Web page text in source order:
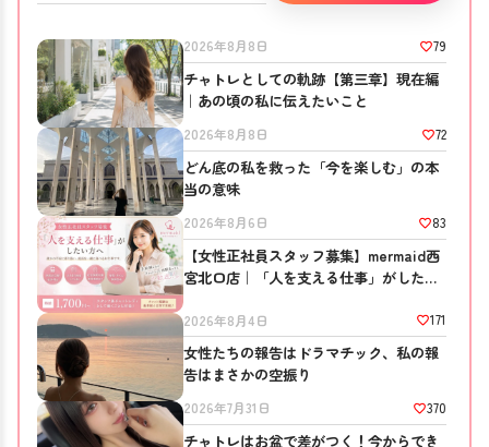
2026年8月8日 79
チャトレとしての軌跡【第三章】現在編
｜あの頃の私に伝えたいこと
2026年8月8日 72
どん底の私を救った「今を楽しむ」の本
当の意味
2026年8月6日 83
【女性正社員スタッフ募集】mermaid西
宮北口店｜「人を支える仕事」がしたい
2026年8月4日 171
女性たちの報告はドラマチック、私の報
告はまさかの空振り
2026年7月31日 370
チャトレはお盆で差がつく！今からでき